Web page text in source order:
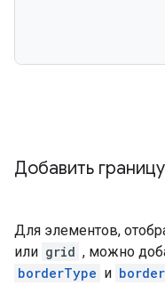
Добавить
Для элементов,
или grid , можно
borderType и